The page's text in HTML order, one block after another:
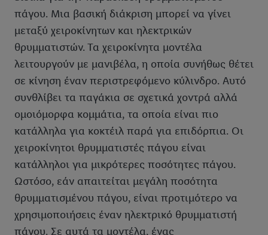
πάγου. Μια βασική διάκριση μπορεί να γίνει
μεταξύ χειροκίνητων και ηλεκτρικών
θρυμματιστών. Τα χειροκίνητα μοντέλα
λειτουργούν με μανιβέλα, η οποία συνήθως θέτει
σε κίνηση έναν περιστρεφόμενο κύλινδρο. Αυτό
συνθλίβει τα παγάκια σε σχετικά χοντρά αλλά
ομοιόμορφα κομμάτια, τα οποία είναι πιο
κατάλληλα για κοκτέιλ παρά για επιδόρπια. Οι
χειροκίνητοι θρυμματιστές πάγου είναι
κατάλληλοι για μικρότερες ποσότητες πάγου.
Ωστόσο, εάν απαιτείται μεγάλη ποσότητα
θρυμματισμένου πάγου, είναι προτιμότερο να
χρησιμοποιήσεις έναν ηλεκτρικό θρυμματιστή
πάγου. Σε αυτά τα μοντέλα, ένας